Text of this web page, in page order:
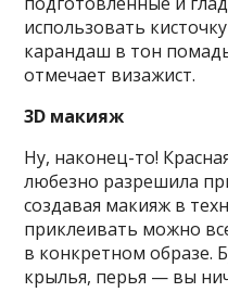
использовать
карандаш в тон
отмечает визажист.
3D макияж
Ну, наконец-то!
любезно разрешила
создавая макияж в
приклеивать можно
в конкретном образе.
крылья, перья — вы